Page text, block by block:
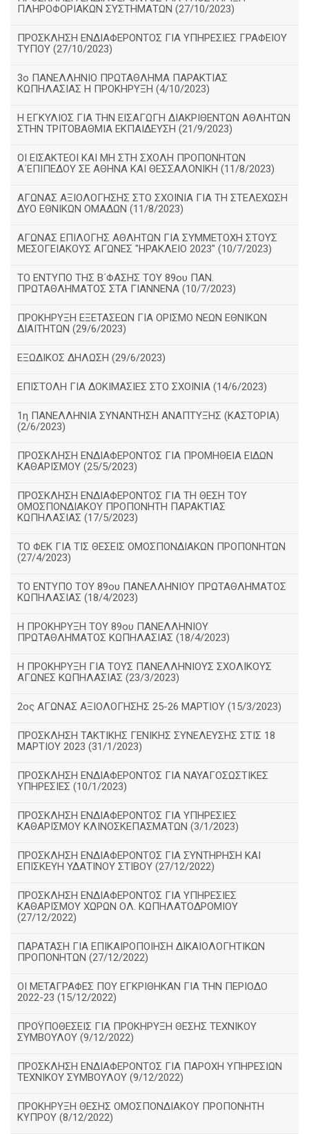
ΠΛΗΡΟΦΟΡΙΑΚΩΝ ΣΥΣΤΗΜΑΤΩΝ (27/10/2023)
ΠΡΟΣΚΛΗΣΗ ΕΝΔΙΑΦΕΡΟΝΤΟΣ ΓΙΑ ΥΠΗΡΕΣΙΕΣ ΓΡΑΦΕΙΟΥ
ΤΥΠΟΥ (27/10/2023)
3ο ΠΑΝΕΛΛΗΝΙΟ ΠΡΩΤΑΘΛΗΜΑ ΠΑΡΑΚΤΙΑΣ
ΚΩΠΗΛΑΣΙΑΣ Η ΠΡΟΚΗΡΥΞΗ (4/10/2023)
Η ΕΓΚΥΛΙΟΣ ΓΙΑ ΤΗΝ ΕΙΣΑΓΩΓΗ ΔΙΑΚΡΙΘΕΝΤΩΝ ΑΘΛΗΤΩΝ
ΣΤΗΝ ΤΡΙΤΟΒΑΘΜΙΑ ΕΚΠΑΙΔΕΥΣΗ (21/9/2023)
ΟΙ ΕΙΣΑΚΤΕΟΙ ΚΑΙ ΜΗ ΣΤΗ ΣΧΟΛΗ ΠΡΟΠΟΝΗΤΩΝ
Α΄ΕΠΙΠΕΔΟΥ ΣΕ ΑΘΗΝΑ ΚΑΙ ΘΕΣΣΑΛΟΝΙΚΗ (11/8/2023)
ΑΓΩΝΑΣ ΑΞΙΟΛΟΓΗΣΗΣ ΣΤΟ ΣΧΟΙΝΙΑ ΓΙΑ ΤΗ ΣΤΕΛΕΧΩΣΗ
ΔΥΟ ΕΘΝΙΚΩΝ ΟΜΑΔΩΝ (11/8/2023)
ΑΓΩΝΑΣ ΕΠΙΛΟΓΗΣ ΑΘΛΗΤΩΝ ΓΙΑ ΣΥΜΜΕΤΟΧΗ ΣΤΟΥΣ
ΜΕΣΟΓΕΙΑΚΟΥΣ ΑΓΩΝΕΣ "ΗΡΑΚΛΕΙΟ 2023" (10/7/2023)
ΤΟ ΕΝΤΥΠΟ ΤΗΣ Β΄ΦΑΣΗΣ ΤΟΥ 89ου ΠΑΝ.
ΠΡΩΤΑΘΛΗΜΑΤΟΣ ΣΤΑ ΓΙΑΝΝΕΝΑ (10/7/2023)
ΠΡΟΚΗΡΥΞΗ ΕΞΕΤΑΣΕΩΝ ΓΙΑ ΟΡΙΣΜΟ ΝΕΩΝ ΕΘΝΙΚΩΝ
ΔΙΑΙΤΗΤΩΝ (29/6/2023)
ΕΞΩΔΙΚΟΣ ΔΗΛΩΣΗ (29/6/2023)
ΕΠΙΣΤΟΛΗ ΓΙΑ ΔΟΚΙΜΑΣΙΕΣ ΣΤΟ ΣΧΟΙΝΙΑ (14/6/2023)
1η ΠΑΝΕΛΛΗΝΙΑ ΣΥΝΑΝΤΗΣΗ ΑΝΑΠΤΥΞΗΣ (ΚΑΣΤΟΡΙΑ)
(2/6/2023)
ΠΡΟΣΚΛΗΣΗ ΕΝΔΙΑΦΕΡΟΝΤΟΣ ΓΙΑ ΠΡΟΜΗΘΕΙΑ ΕΙΔΩΝ
ΚΑΘΑΡΙΣΜΟΥ (25/5/2023)
ΠΡΟΣΚΛΗΣΗ ΕΝΔΙΑΦΕΡΟΝΤΟΣ ΓΙΑ ΤΗ ΘΕΣΗ ΤΟΥ
ΟΜΟΣΠΟΝΔΙΑΚΟΥ ΠΡΟΠΟΝΗΤΗ ΠΑΡΑΚΤΙΑΣ
ΚΩΠΗΛΑΣΙΑΣ (17/5/2023)
ΤΟ ΦΕΚ ΓΙΑ ΤΙΣ ΘΕΣΕΙΣ ΟΜΟΣΠΟΝΔΙΑΚΩΝ ΠΡΟΠΟΝΗΤΩΝ
(27/4/2023)
ΤΟ ΕΝΤΥΠΟ ΤΟΥ 89ου ΠΑΝΕΛΛΗΝΙΟΥ ΠΡΩΤΑΘΛΗΜΑΤΟΣ
ΚΩΠΗΛΑΣΙΑΣ (18/4/2023)
Η ΠΡΟΚΗΡΥΞΗ ΤΟΥ 89ου ΠΑΝΕΛΛΗΝΙΟΥ
ΠΡΩΤΑΘΛΗΜΑΤΟΣ ΚΩΠΗΛΑΣΙΑΣ (18/4/2023)
Η ΠΡΟΚΗΡΥΞΗ ΓΙΑ ΤΟΥΣ ΠΑΝΕΛΛΗΝΙΟΥΣ ΣΧΟΛΙΚΟΥΣ
ΑΓΩΝΕΣ ΚΩΠΗΛΑΣΙΑΣ (23/3/2023)
2ος ΑΓΩΝΑΣ ΑΞΙΟΛΟΓΗΣΗΣ 25-26 ΜΑΡΤΙΟΥ (15/3/2023)
ΠΡΟΣΚΛΗΣΗ ΤΑΚΤΙΚΗΣ ΓΕΝΙΚΗΣ ΣΥΝΕΛΕΥΣΗΣ ΣΤΙΣ 18
ΜΑΡΤΙΟΥ 2023 (31/1/2023)
ΠΡΟΣΚΛΗΣΗ ΕΝΔΙΑΦΕΡΟΝΤΟΣ ΓΙΑ ΝΑΥΑΓΟΣΩΣΤΙΚΕΣ
ΥΠΗΡΕΣΙΕΣ (10/1/2023)
ΠΡΟΣΚΛΗΣΗ ΕΝΔΙΑΦΕΡΟΝΤΟΣ ΓΙΑ ΥΠΗΡΕΣΙΕΣ
ΚΑΘΑΡΙΣΜΟΥ ΚΛΙΝΟΣΚΕΠΑΣΜΑΤΩΝ (3/1/2023)
ΠΡΟΣΚΛΗΣΗ ΕΝΔΙΑΦΕΡΟΝΤΟΣ ΓΙΑ ΣΥΝΤΗΡΗΣΗ ΚΑΙ
ΕΠΙΣΚΕΥΗ ΥΔΑΤΙΝΟΥ ΣΤΙΒΟΥ (27/12/2022)
ΠΡΟΣΚΛΗΣΗ ΕΝΔΙΑΦΕΡΟΝΤΟΣ ΓΙΑ ΥΠΗΡΕΣΙΕΣ
ΚΑΘΑΡΙΣΜΟΥ ΧΩΡΩΝ ΟΛ. ΚΩΠΗΛΑΤΟΔΡΟΜΙΟΥ
(27/12/2022)
ΠΑΡΑΤΑΣΗ ΓΙΑ ΕΠΙΚΑΙΡΟΠΟΙΗΣΗ ΔΙΚΑΙΟΛΟΓΗΤΙΚΩΝ
ΠΡΟΠΟΝΗΤΩΝ (27/12/2022)
ΟΙ ΜΕΤΑΓΡΑΦΕΣ ΠΟΥ ΕΓΚΡΙΘΗΚΑΝ ΓΙΑ ΤΗΝ ΠΕΡΙΟΔΟ
2022-23 (15/12/2022)
ΠΡΟΫΠΟΘΕΣΕΙΣ ΓΙΑ ΠΡΟΚΗΡΥΞΗ ΘΕΣΗΣ ΤΕΧΝΙΚΟΥ
ΣΥΜΒΟΥΛΟΥ (9/12/2022)
ΠΡΟΣΚΛΗΣΗ ΕΝΔΙΑΦΕΡΟΝΤΟΣ ΓΙΑ ΠΑΡΟΧΗ ΥΠΗΡΕΣΙΩΝ
ΤΕΧΝΙΚΟΥ ΣΥΜΒΟΥΛΟΥ (9/12/2022)
ΠΡΟΚΗΡΥΞΗ ΘΕΣΗΣ ΟΜΟΣΠΟΝΔΙΑΚΟΥ ΠΡΟΠΟΝΗΤΗ
ΚΥΠΡΟΥ (8/12/2022)